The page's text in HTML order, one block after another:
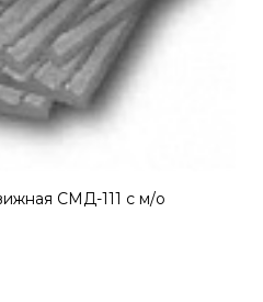
СМД-111 с м/о